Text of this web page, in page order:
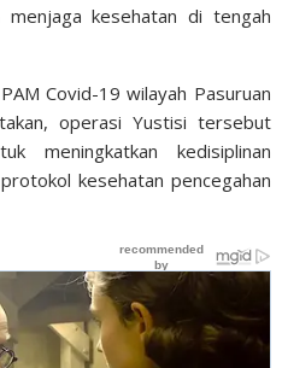
menjaga kesehatan di tengah
Covid-19 wilayah Pasuruan
operasi Yustisi tersebut
meningkatkan kedisiplinan
kesehatan pencegahan